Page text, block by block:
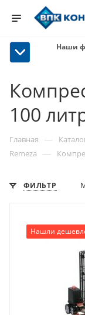
Наши
100
Главная —
Remeza —
ФИЛЬТР
Нашли